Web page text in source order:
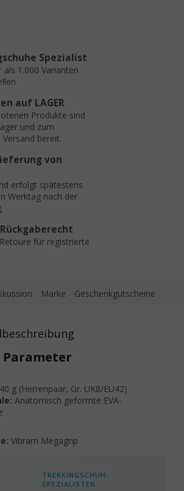
Spezialist
als 1.000 Varianten
auf LAGER
Produkte sind
und zum
bereit.
von
erfolgt spätestens
Werktag nach der
für registrierte
Marke Geschenkgutscheine
Parameter
g (Herrenpaar, Gr. UK8/EU42)
Anatomisch geformte EVA-
Vibram Megagrip
TREKKINGSCHUH-
SPEZIALISTEN